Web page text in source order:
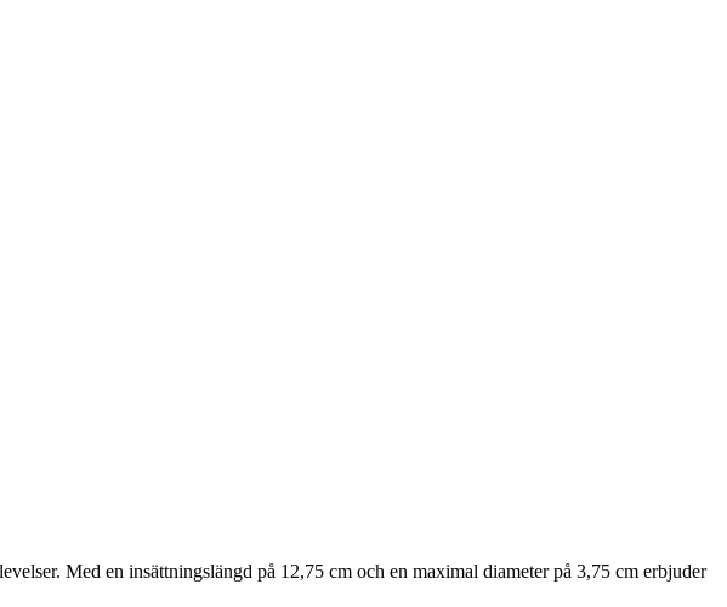
Med en insättningslängd på 12,75 cm och en maximal diameter på 3,75 cm erbjuder